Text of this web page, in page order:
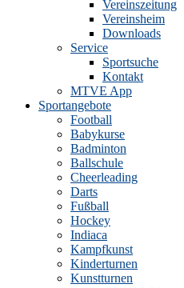
Vereinszeitung
Vereinsheim
Downloads
Service
Sportsuche
Kontakt
MTVE App
Sportangebote
Football
Babykurse
Badminton
Ballschule
Cheerleading
Darts
Fußball
Hockey
Indiaca
Kampfkunst
Kinderturnen
Kunstturnen